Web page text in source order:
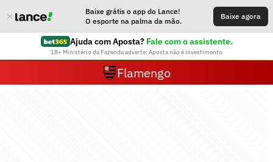
Baixe grátis o app do Lance!
O esporte na palma da mão.
Baixe agora
Ajuda com Aposta? Fale com o assistente.
18+ Ministério da Fazenda adverte: Aposta não é investimento
Flamengo